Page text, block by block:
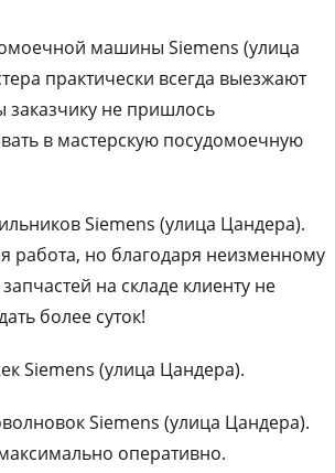
машины Siemens (улица
практически всегда выезжают
заказчику не пришлось
в мастерскую посудомоечную
Siemens (улица Цандера).
работа, но благодаря неизменному
на складе клиенту не
более суток!
Siemens (улица Цандера).
Siemens (улица Цандера).
оперативно.